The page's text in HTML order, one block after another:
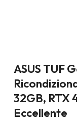
ASUS TUF
32GB, RTX
Eccellente